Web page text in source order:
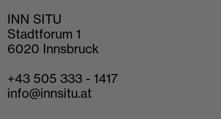
INN SITU
Stadtforum 1
6020 Innsbruck
+43 505 333 - 1417
info@innsitu.at